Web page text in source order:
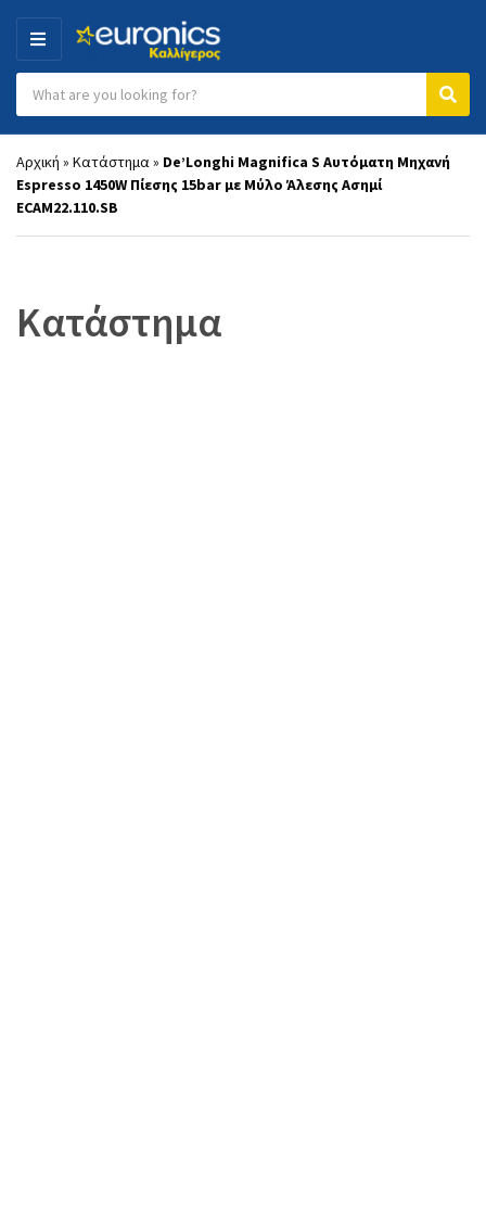
MENU
Category name
Αρχική » Κατάστημα» De’Longhi Magnifica S Αυτόματη Μηχανή
Espresso 1450W Πίεσης 15bar με Μύλο Άλεσης Ασημί
ECAM22.110.SB
Κατάστημα